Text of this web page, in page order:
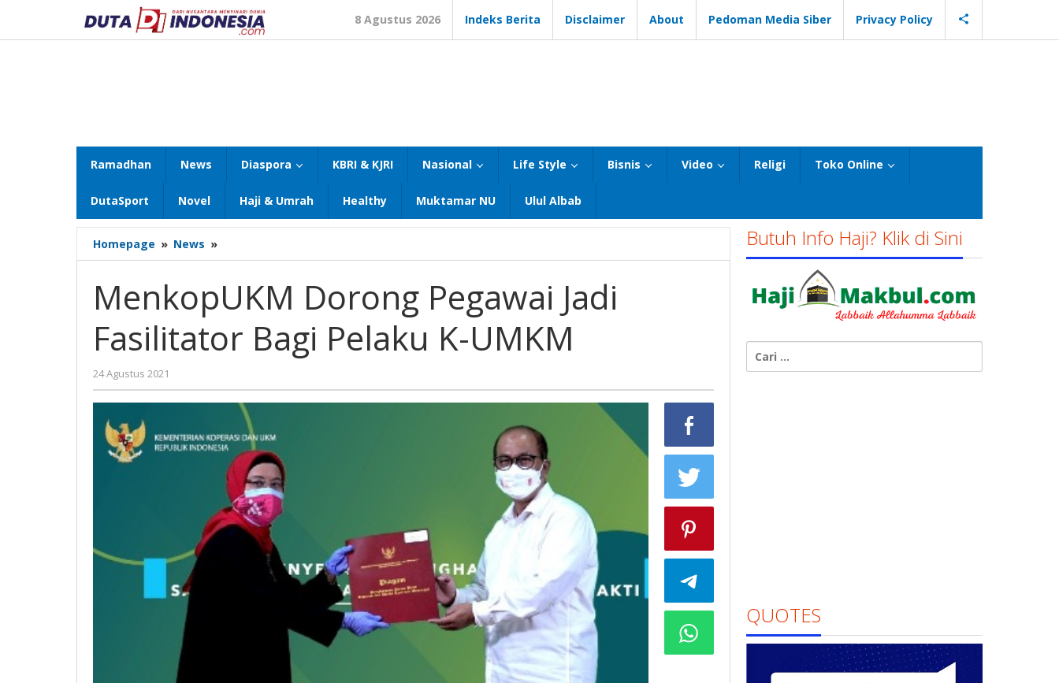
konten
8 Agustus 2026 Indeks Berita Disclaimer About Pedoman Media Siber Privacy Policy
Ramadhan News Diaspora KBRI & KJRI Nasional Life Style Bisnis Video Religi Toko Online
DutaSport Novel Haji & Umrah Healthy Muktamar NU Ulul Albab
Homepage » News »
Dorong
Fasilitator
Pelaku
MenkopUKM Dorong Pegawai Jadi
Fasilitator Bagi Pelaku K-UMKM
24 Agustus 2021
Nilna
Niswah
Butuh Info Haji? Klik di Sini
untuk:
QUOTES